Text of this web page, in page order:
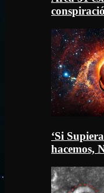
‘Si
hacemos,